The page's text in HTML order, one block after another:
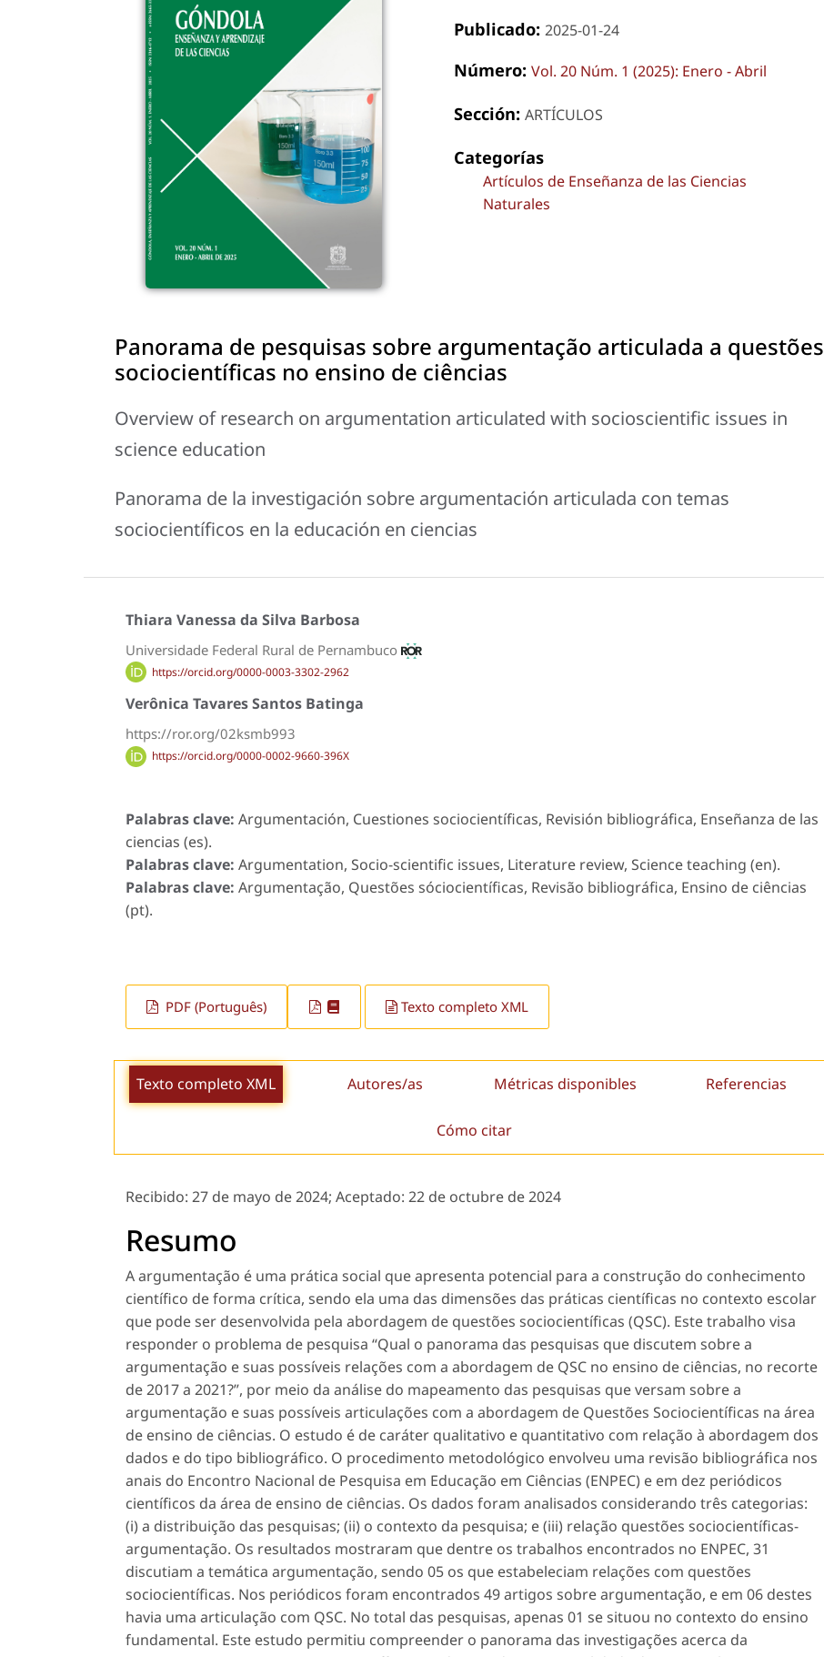
Publicado: 2025-01-24
Número: Vol. 20 Núm. 1 (2025): Enero - Abril
Sección: ARTÍCULOS
Categorías
Artículos de Enseñanza de las Ciencias
Naturales
Panorama de pesquisas sobre argumentação articulada a questões
sociocientíficas no ensino de ciências
Overview of research on argumentation articulated with socioscientific issues in
science education
Panorama de la investigación sobre argumentación articulada con temas
sociocientíficos en la educación en ciencias
Thiara Vanessa da Silva Barbosa
Universidade Federal Rural de Pernambuco
https://orcid.org/0000-0003-3302-2962
Verônica Tavares Santos Batinga
https://ror.org/02ksmb993
https://orcid.org/0000-0002-9660-396X
Palabras clave: Argumentación, Cuestiones sociocientíficas, Revisión bibliográfica, Enseñanza de las
ciencias (es).
Palabras clave: Argumentation, Socio-scientific issues, Literature review, Science teaching (en).
Palabras clave: Argumentação, Questões sóciocientíficas, Revisão bibliográfica, Ensino de ciências
(pt).
PDF (Português) Texto completo XML
Texto completo XML Autores/as Métricas disponibles Referencias
Cómo citar
Recibido: 27 de mayo de 2024; Aceptado: 22 de octubre de 2024
Resumo
A argumentação é uma prática social que apresenta potencial para a construção do conhecimento
científico de forma crítica, sendo ela uma das dimensões das práticas científicas no contexto escolar
que pode ser desenvolvida pela abordagem de questões sociocientíficas (QSC). Este trabalho visa
responder o problema de pesquisa “Qual o panorama das pesquisas que discutem sobre a
argumentação e suas possíveis relações com a abordagem de QSC no ensino de ciências, no recorte
de 2017 a 2021?”, por meio da análise do mapeamento das pesquisas que versam sobre a
argumentação e suas possíveis articulações com a abordagem de Questões Sociocientíficas na área
de ensino de ciências. O estudo é de caráter qualitativo e quantitativo com relação à abordagem dos
dados e do tipo bibliográfico. O procedimento metodológico envolveu uma revisão bibliográfica nos
anais do Encontro Nacional de Pesquisa em Educação em Ciências (ENPEC) e em dez periódicos
científicos da área de ensino de ciências. Os dados foram analisados considerando três categorias:
(i) a distribuição das pesquisas; (ii) o contexto da pesquisa; e (iii) relação questões sociocientíficas-
argumentação. Os resultados mostraram que dentre os trabalhos encontrados no ENPEC, 31
discutiam a temática argumentação, sendo 05 os que estabeleciam relações com questões
sociocientíficas. Nos periódicos foram encontrados 49 artigos sobre argumentação, e em 06 destes
havia uma articulação com QSC. No total das pesquisas, apenas 01 se situou no contexto do ensino
fundamental. Este estudo permitiu compreender o panorama das investigações acerca da